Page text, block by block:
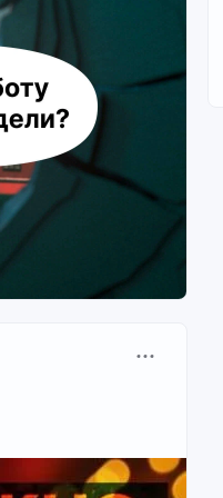
у нас был свой,
но с
Просто дадим
Наше маленькое
городская
ориентации.